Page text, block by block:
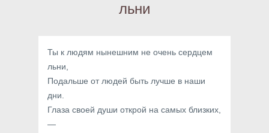
льни
Ты к людям нынешним не очень сердцем
льни,
Подальше от людей быть лучше в наши
дни.
Глаза своей души открой на самых близких,
—